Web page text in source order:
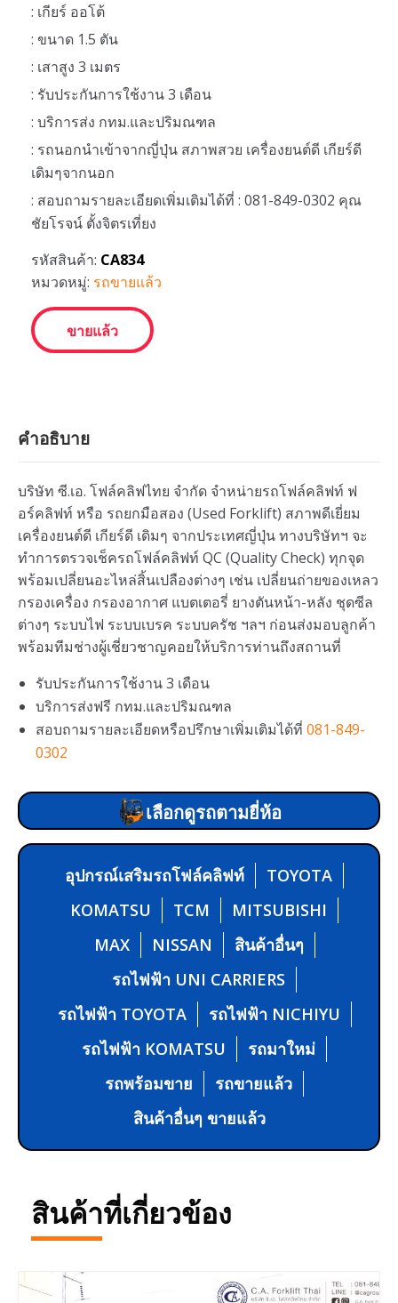
: เกียร์ ออโต้
: ขนาด 1.5 ตัน
: เสาสูง 3 เมตร
: รับประกันการใช้งาน 3 เดือน
: บริการส่ง กทม.และปริมณฑล
: รถนอกนำเข้าจากญี่ปุ่น สภาพสวย เครื่องยนต์ดี เกียร์ดี
เดิมๆจากนอก
: สอบถามรายละเอียดเพิ่มเติมได้ที่ : 081-849-0302 คุณ
ชัยโรจน์ ตั้งจิตรเที่ยง
รหัสสินค้า: CA834
หมวดหมู่: รถขายแล้ว
ขายแล้ว
คำอธิบาย
บริษัท ซี.เอ. โฟล์คลิฟไทย จำกัด จำหน่ายรถโฟล์คลิฟท์ ฟ
อร์คลิฟท์ หรือ รถยกมือสอง (Used Forklift) สภาพดีเยี่ยม
เครื่องยนต์ดี เกียร์ดี เดิมๆ จากประเทศญี่ปุ่น ทางบริษัทฯ จะ
ทำการตรวจเช็ครถโฟล์คลิฟท์ QC (Quality Check) ทุกจุด
พร้อมเปลี่ยนอะไหล่สิ้นเปลืองต่างๆ เช่น เปลี่ยนถ่ายของเหลว
กรองเครื่อง กรองอากาศ แบตเตอรี่ ยางตันหน้า-หลัง ชุดซีล
ต่างๆ ระบบไฟ ระบบเบรค ระบบครัช ฯลฯ ก่อนส่งมอบลูกค้า
พร้อมทีมช่างผู้เชี่ยวชาญคอยให้บริการท่านถึงสถานที่
รับประกันการใช้งาน 3 เดือน
บริการส่งฟรี กทม.และปริมณฑล
สอบถามรายละเอียดหรือปรึกษาเพิ่มเติมได้ที่ 081-849-
0302
เลือกดูรถตามยี่ห้อ
อุปกรณ์เสริมรถโฟล์คลิฟท์
TOYOTA
KOMATSU
TCM
MITSUBISHI
MAX
NISSAN
สินค้าอื่นๆ
รถไฟฟ้า UNI CARRIERS
รถไฟฟ้า TOYOTA
รถไฟฟ้า NICHIYU
รถไฟฟ้า KOMATSU
รถมาใหม่
รถพร้อมขาย
รถขายแล้ว
สินค้าอื่นๆ ขายแล้ว
สินค้าที่เกี่ยวข้อง